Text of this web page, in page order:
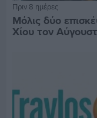
Πριν 8 ημέρες
Μόλις δύο
Χίου τον